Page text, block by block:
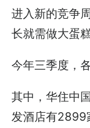
进入新的竞争
长就需做大蛋糕
今年三季度，
其中，华住中
发酒店有2899